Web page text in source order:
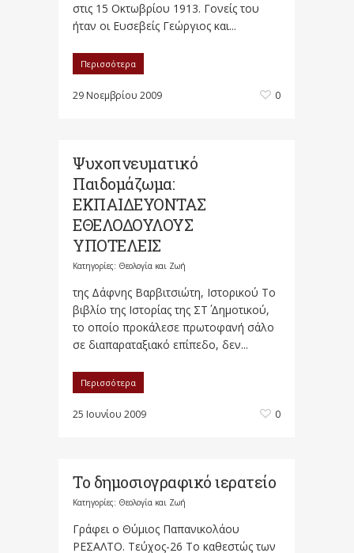
στις 15 Οκτωβρίου 1913. Γονείς του
ήταν οι Ευσεβείς Γεώργιος και...
Περισσότερα
29 Νοεμβρίου 2009 0
Ψυχοπνευματικό
Παιδομάζωμα:
ΕΚΠΑΙΔΕΥΟΝΤΑΣ
ΕΘΕΛΟΔΟΥΛΟΥΣ
ΥΠΟΤΕΛΕΙΣ
Κατηγορίες: Θεολογία και Ζωή
της Δάφνης Βαρβιτσιώτη, Ιστορικού Το
βιβλίο της Ιστορίας της ΣΤ΄ Δημοτικού,
το οποίο προκάλεσε πρωτοφανή σάλο
σε διαπαραταξιακό επίπεδο, δεν...
Περισσότερα
25 Ιουνίου 2009 0
Το δημοσιογραφικό ιερατείο
Κατηγορίες: Θεολογία και Ζωή
Γράφει o Θύμιος Παπανικολάου
ΡΕΣΑΛΤΟ. Τεύχος-26 Το καθεστώς των